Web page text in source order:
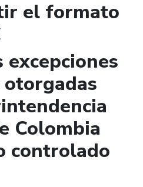
el formato
excepciones
Colombia
controlado